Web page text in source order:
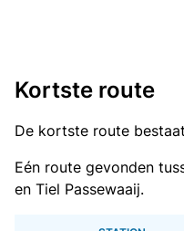
Kortste route
De kortste route
Eén route gevonden
en Tiel Passewaaij.